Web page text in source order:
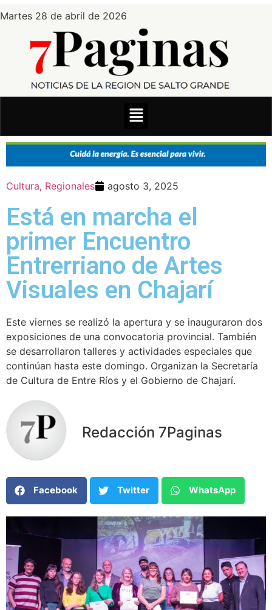
Martes 28 de abril de 2026
Cultura, Regionales agosto 3, 2025
Está en marcha el
primer Encuentro
Entrerriano de Artes
Visuales en Chajarí
Este viernes se realizó la apertura y se inauguraron dos
exposiciones de una convocatoria provincial. También
se desarrollaron talleres y actividades especiales que
continúan hasta este domingo. Organizan la Secretaría
de Cultura de Entre Ríos y el Gobierno de Chajarí.
Redacción 7Paginas
Facebook Twitter WhatsApp